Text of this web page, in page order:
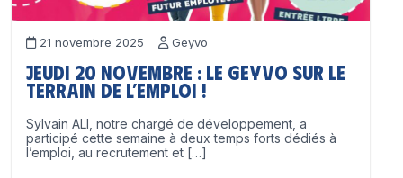
21 novembre 2025 Geyvo
Jeudi 20 novembre : le GEYVO sur le
terrain de l’emploi !
Sylvain ALI, notre chargé de développement, a
participé cette semaine à deux temps forts dédiés à
l’emploi, au recrutement et […]